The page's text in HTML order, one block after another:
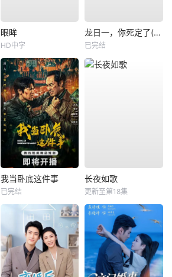
眼眸
HD中字
龙日一，你死定了(短剧)
已完结
我当卧底这件事
已完结
长夜如歌
更新至第18集